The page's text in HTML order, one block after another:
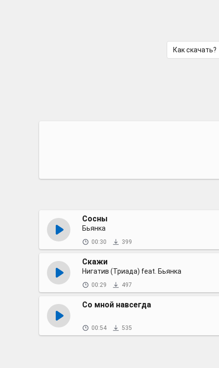
Как скачать?
Сосны
Бьянка
00:30 399
Скажи
Нигатив (Триада) feat. Бьянка
00:29 497
Со мной навсегда
00:54 535